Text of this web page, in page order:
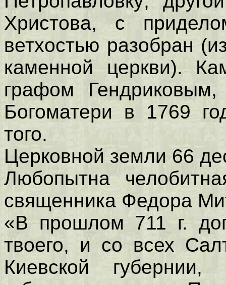
Христова, с
ветхостью разобран
каменной церкви).
графом
Богоматери в 1769
того.
Церковной земли 66
Любопытна
священника Федора
«В прошлом 711 г.
твоего, и со всех
Киевской